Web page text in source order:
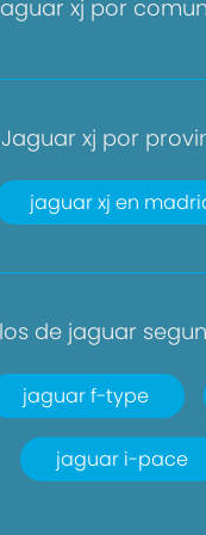
xj por
Jaguar xj por
jaguar xj en
de jaguar
jaguar f-type
jaguar i-pace